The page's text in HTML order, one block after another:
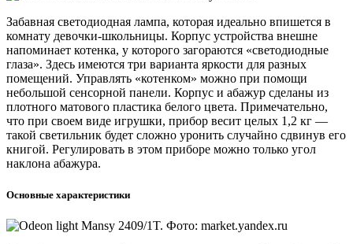
Забавная светодиодная лампа, которая идеально впишется в
комнату девочки-школьницы. Корпус устройства внешне
напоминает котенка, у которого загораются «светодиодные
глаза». Здесь имеются три варианта яркости для разных
помещений. Управлять «котенком» можно при помощи
небольшой сенсорной панели. Корпус и абажур сделаны из
плотного матового пластика белого цвета. Примечательно,
что при своем виде игрушки, прибор весит целых 1,2 кг —
такой светильник будет сложно уронить случайно сдвинув его
книгой. Регулировать в этом приборе можно только угол
наклона абажура.
Основные характеристики